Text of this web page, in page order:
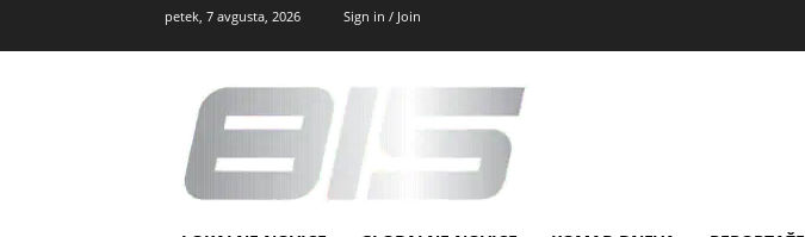
petek, 7 avgusta, 2026 Sign in / Join